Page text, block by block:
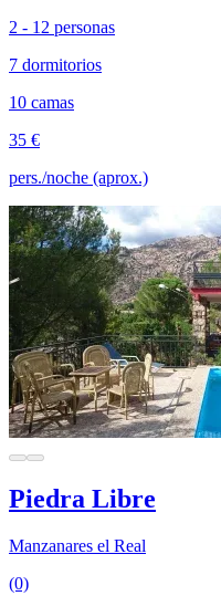
2 - 12 personas
7 dormitorios
10 camas
35 €
pers./noche (aprox.)
Piedra Libre
Manzanares el Real
(0)